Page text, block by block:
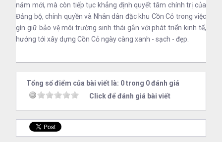
năm mới, mà còn tiếp tục khẳng định quyết tâm chính trị của
Đảng bộ, chính quyền và Nhân dân đặc khu Cồn Cỏ trong việc
gìn giữ bảo vệ môi trường sinh thái gắn với phát triển kinh tế,
hướng tới xây dựng Cồn Cỏ ngày càng xanh - sạch - đẹp.
Tổng số điểm của bài viết là: 0 trong 0 đánh giá
Click để đánh giá bài viết